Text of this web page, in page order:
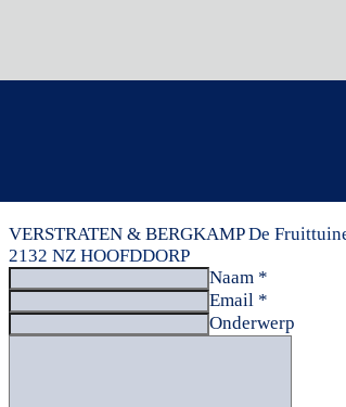
VERSTRATEN & BERGKAMP De
2132 NZ HOOFDDORP
Naam *
Email *
Onderwerp